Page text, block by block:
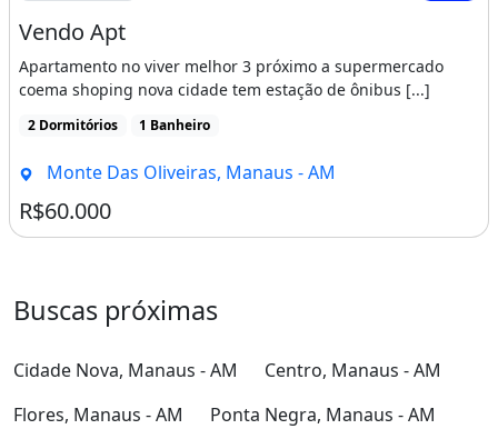
Vendo Apt
Apartamento no viver melhor 3 próximo a supermercado
coema shoping nova cidade tem estação de ônibus [...]
2 Dormitórios 1 Banheiro
Monte Das Oliveiras, Manaus - AM
R$60.000
Buscas próximas
Cidade Nova, Manaus - AM
Centro, Manaus - AM
Flores, Manaus - AM
Ponta Negra, Manaus - AM